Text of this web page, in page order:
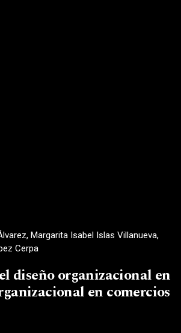
Margarita Isabel Islas Villanueva,
Cerpa
diseño organizacional en
en comercios